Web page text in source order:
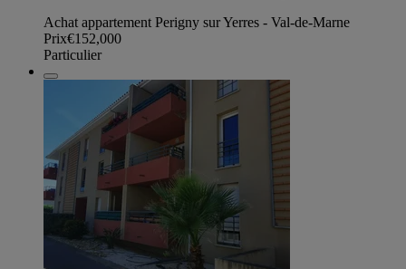
Achat appartement Perigny sur Yerres - Val-de-Marne
Prix€152,000
Particulier